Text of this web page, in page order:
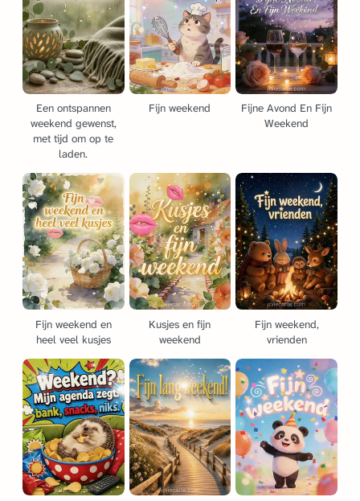
Een ontspannen
weekend gewenst,
met tijd om op te
laden.
Fijn weekend
Fijne Avond En Fijn
Weekend
Fijn weekend en
heel veel kusjes
Kusjes en fijn
weekend
Fijn weekend,
vrienden